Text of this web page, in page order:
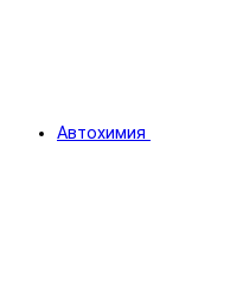
Автохимия